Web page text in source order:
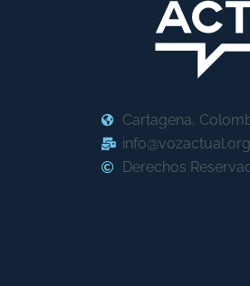
Cartagena,
info@vozactual.org
Derechos